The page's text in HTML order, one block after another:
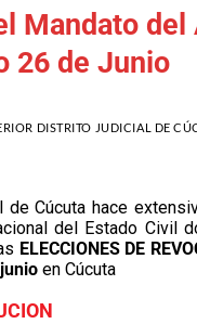
Mandato del
26 de Junio
DISTRITO JUDICIAL DE
Cúcuta hace
del Estado Civil
ELECCIONES DE
en Cúcuta